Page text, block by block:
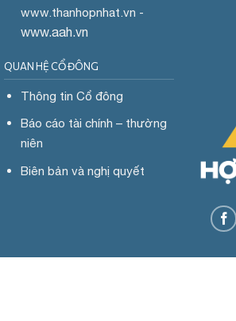
www.thanhopnhat.vn -
www.aah.vn
QUAN HỆ CỔ ĐÔNG
Thông tin Cổ đông
Báo cáo tài chính – thường
niên
Biên bản và nghị quyết